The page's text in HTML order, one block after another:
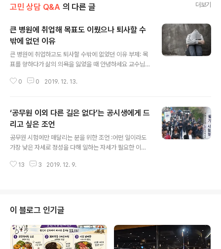
고민 상담 Q&A 의 다른 글 더보기
큰 병원에 취업해 목표도 이뤘으나 퇴사할 수
밖에 없던 이유
큰 병원에 취업하고도 퇴사할 수밖에 없었던 이유 부제: 목
표를 향하다가 삶의 의욕을 잃었을 때 안녕하세요 교수님
얻고 싶어서 메일 드립니다. 저는 서울의 4년제 간호학과
까지 만해도 전 제 스스로에게 자존감이 높았습니다. 대학
도 남부럽지 않게 나왔고 학과 성적도 좋았고, 수도권의 큰
병원도 입사했습니다. 근데 그때는 목표가 있었습니다. 대
학을 가야한다. 취업하려면 학과 성적이 좋아야한다. 집에
서 매일 3시간씩 통학하면서도 항상 열심히 살려고 노력했
어요. (이미지출처: https://wonderfulmind.co.kr) 그
0 0 2019. 12. 13.
‘공무원 이외 다른 길은 없다’는 공시생에게 드
리고 싶은 조언
공무원 시험에만 매달리는 분을 위한 조언 :어떤 일이라도
가장 낮은 자세로 정성을 다해 일하는 자세가 필요한 이유
사이트를 알게 되어 선생님의 조언이 필요하여 이렇게 이-
교육 수료 후 그 해 여름에 서초구에 위치한 법률사무소에
취업을 하였으나 3개월 동안 일을 하고 그만 두었습니다.
일을 그만 두게 된 이유는, 월급과 회사 시스템 문제 때문에
그만두게 되었습니다. 적은 월급에 식비와 중간중간에 업
무에 필요한 비용을 제 사적인 돈으로 지불하는 경우가 있
13 3 2019. 12. 9.
이 블로그 인기글